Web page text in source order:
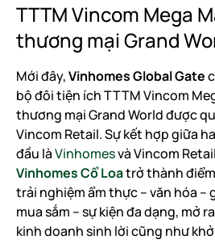
TTTM Vincom Mega
thương mại Grand
Mới đây,Vinhomes Global Gate
bộ đôi tiện ích TTTM Vincom
thương mại Grand World được
Vincom Retail. Sự kết hợp giữa
đầu làVinhomesvà Vincom
Vinhomes Cổ Loatrở thành
trải nghiệm ẩm thực – văn hóa –
mua sắm – sự kiện đa dạng, mở
kinh doanh sinh lời cũng như